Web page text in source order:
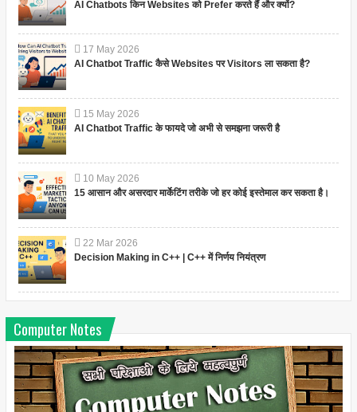
AI Chatbots किन Websites को Prefer करते हैं और क्यों?
17 May 2026
AI Chatbot Traffic कैसे Websites पर Visitors ला सकता है?
15 May 2026
AI Chatbot Traffic के फायदे जो अभी से समझना जरूरी है
10 May 2026
15 आसान और असरदार मार्केटिंग तरीके जो हर कोई इस्तेमाल कर सकता है।
22 Mar 2026
Decision Making in C++ | C++ में निर्णय नियंत्रण
Computer Notes